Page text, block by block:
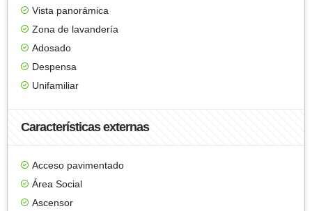
Vista panorámica
Zona de lavandería
Adosado
Despensa
Unifamiliar
Características externas
Acceso pavimentado
Área Social
Ascensor